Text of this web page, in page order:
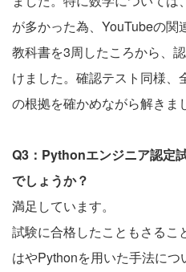
が多かった為、YouTubeの関
教科書を3周したころから、
けました。確認テスト同様
の根拠を確かめながら解きま
Q3：Pythonエンジニア認定
でしょうか？
満足しています。
試験に合格したこともさるこ
はやPythonを用いた手法に